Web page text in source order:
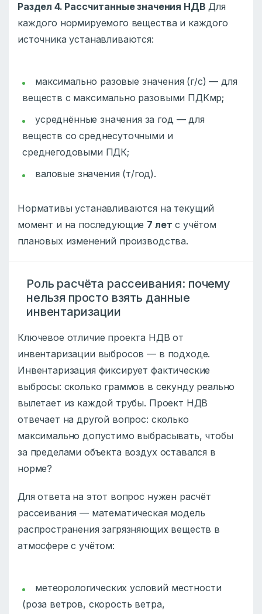
Раздел 4. Рассчитанные значения НДВ Для
каждого нормируемого вещества и каждого
источника устанавливаются:
максимально разовые значения (г/с) — для
веществ с максимально разовыми ПДКмр;
усреднённые значения за год — для
веществ со среднесуточными и
среднегодовыми ПДК;
валовые значения (т/год).
Нормативы устанавливаются на текущий
момент и на последующие 7 лет с учётом
плановых изменений производства.
Роль расчёта рассеивания: почему
нельзя просто взять данные
инвентаризации
Ключевое отличие проекта НДВ от
инвентаризации выбросов — в подходе.
Инвентаризация фиксирует фактические
выбросы: сколько граммов в секунду реально
вылетает из каждой трубы. Проект НДВ
отвечает на другой вопрос: сколько
максимально допустимо выбрасывать, чтобы
за пределами объекта воздух оставался в
норме?
Для ответа на этот вопрос нужен расчёт
рассеивания — математическая модель
распространения загрязняющих веществ в
атмосфере с учётом:
метеорологических условий местности
(роза ветров, скорость ветра,